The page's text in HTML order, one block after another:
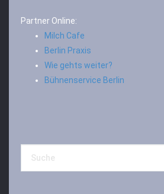
Partner Online:
Milch Cafe
Berlin Praxis
Wie gehts weiter?
Bühnenservice Berlin